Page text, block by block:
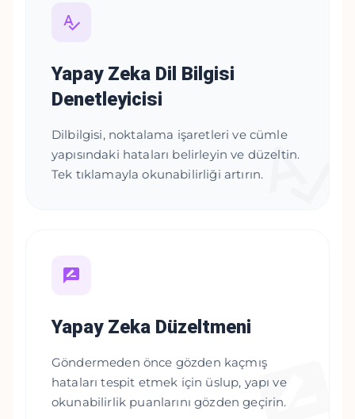
Yapay Zeka Dil Bilgisi
Denetleyicisi
Dilbilgisi, noktalama işaretleri ve cümle
yapısındaki hataları belirleyin ve düzeltin.
Tek tıklamayla okunabilirliği artırın.
Yapay Zeka Düzeltmeni
Göndermeden önce gözden kaçmış
hataları tespit etmek için üslup, yapı ve
okunabilirlik puanlarını gözden geçirin.